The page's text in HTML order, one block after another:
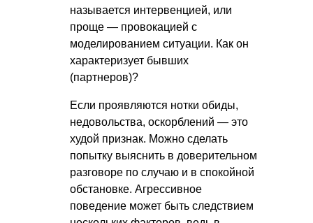
называется интервенцией, или
проще — провокацией с
моделированием ситуации. Как он
характеризует бывших
(партнеров)?
Если проявляются нотки обиды,
недовольства, оскорблений — это
худой признак. Можно сделать
попытку выяснить в доверительном
разговоре по случаю и в спокойной
обстановке. Агрессивное
поведение может быть следствием